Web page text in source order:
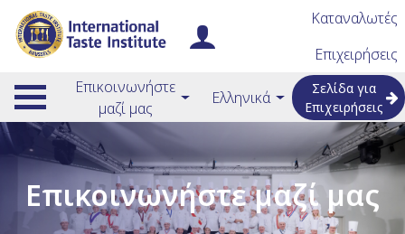
Καταναλωτές
Επιχειρήσεις
Επικοινωνήστε
μαζί μας
Ελληνικά
Σελίδα για
Επιχειρήσεις
Επικοινωνήστε μαζί μας